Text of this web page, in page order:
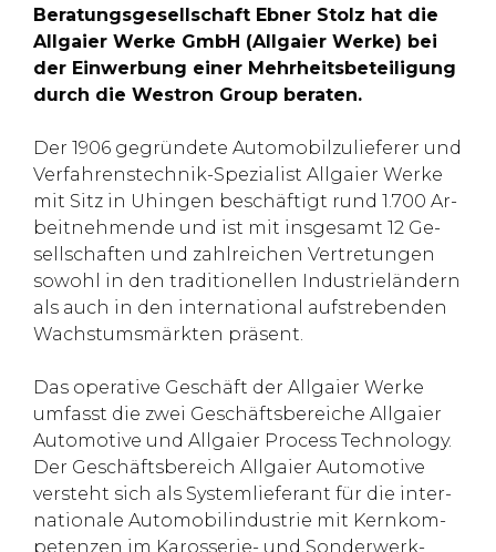
Be­ra­tungs­ge­sell­schaft Eb­ner Stolz hat die
All­gaier Werke GmbH (All­gaier Werke) bei
der Ein­wer­bung ei­ner Mehr­heits­be­tei­li­gung
durch die Wes­tron Group be­ra­ten.
Der 1906 gegründete Au­to­mo­bil­zu­lie­fe­rer und
Ver­fah­rens­tech­nik-Spe­zia­list All­gaier Werke
mit Sitz in Uhin­gen be­schäftigt rund 1.700 Ar­
beit­neh­mende und ist mit ins­ge­samt 12 Ge­
sell­schaf­ten und zahl­rei­chen Ver­tre­tun­gen
so­wohl in den tra­di­tio­nel­len In­dus­trieländern
als auch in den in­ter­na­tio­nal auf­stre­ben­den
Wachs­tumsmärk­ten präsent.
Das ope­ra­tive Ge­schäft der All­gaier Werke
um­fasst die zwei Ge­schäfts­be­rei­che All­gaier
Au­to­mo­tive und All­gaier Pro­cess Tech­no­logy.
Der Ge­schäfts­be­reich All­gaier Au­to­mo­tive
ver­steht sich als Sys­tem­lie­fe­rant für die in­ter­
na­tio­nale Au­to­mo­bil­in­dus­trie mit Kern­kom­
pe­ten­zen im Ka­ros­se­rie- und Son­der­werk­